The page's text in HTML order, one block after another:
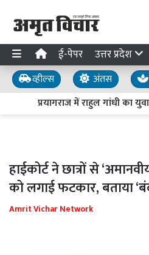
ई-पेपर उत्तर प्रदेश
व्हील्स अंतस
प्रयागराज में राहुल गांधी का
हाईकोर्ट ने छात्रों से
को लगाई फटकार, बताया
Amrit Vichar Network